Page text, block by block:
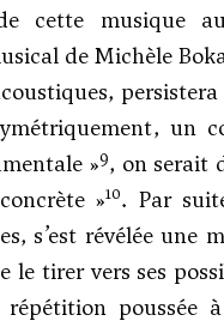
musique
de Michèle
un
»9, on serait
»10. Par
s’est révélée une
tirer vers ses
poussée